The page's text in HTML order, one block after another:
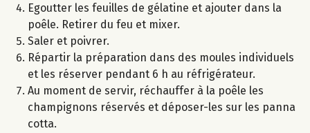
Egoutter les feuilles de gélatine et ajouter dans la
poêle. Retirer du feu et mixer.
Saler et poivrer.
Répartir la préparation dans des moules individuels
et les réserver pendant 6 h au réfrigérateur.
Au moment de servir, réchauffer à la poêle les
champignons réservés et déposer-les sur les panna
cotta.